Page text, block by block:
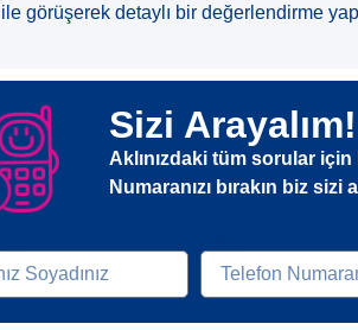
ile görüşerek detaylı bir değerlendirme
Sizi Arayalım!
Aklınızdaki tüm sorular için
Numaranızı bırakın biz sizi